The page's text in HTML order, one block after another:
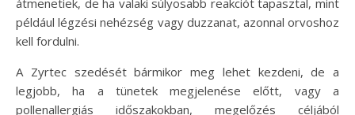
például légzési nehézség vagy duzzanat, azonnal orvoshoz
kell fordulni.
A Zyrtec szedését bármikor meg lehet kezdeni, de a
legjobb, ha a tünetek megjelenése előtt, vagy a
pollenallergiás időszakokban, megelőzés céljából